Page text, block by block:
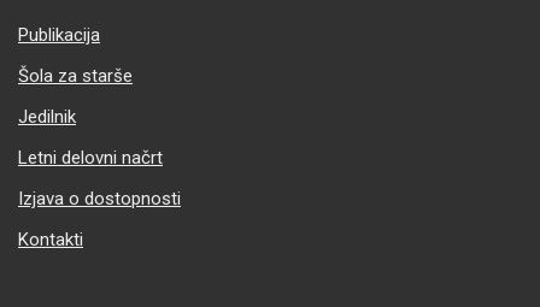
Publikacija
Šola za starše
Jedilnik
Letni delovni načrt
Izjava o dostopnosti
Kontakti